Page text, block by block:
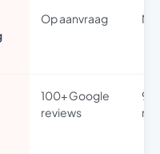
Op aanvraag
100+ Google
reviews
93